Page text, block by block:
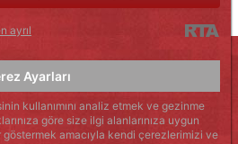
ayrıl
Ayarları
kullanımını analiz etmek ve gezinme
göre size ilgi alanlarınıza uygun
göstermek amacıyla kendi çerezlerimizi ve